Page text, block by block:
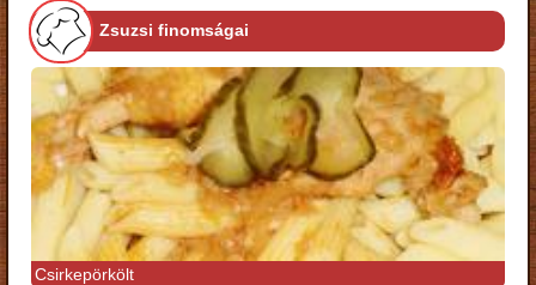
Zsuzsi finomságai
Csirkepörkölt